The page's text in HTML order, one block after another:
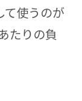
て使うのが
たりの負